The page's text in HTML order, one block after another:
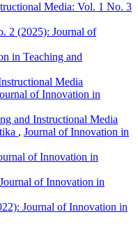
Media: Vol. 1 No. 3
2 (2025): Journal of
in Teaching and
Media
of Innovation in
and Instructional Media
, Journal of Innovation in
of Innovation in
of Innovation in
Journal of Innovation in